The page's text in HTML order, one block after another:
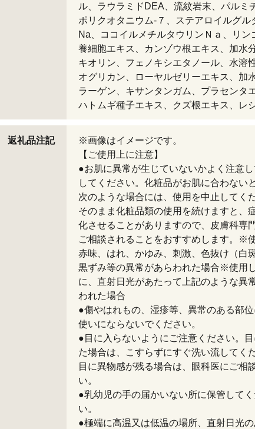
ル、ラウラミドDEA、流紋岩末、パルミ
ポリクオタニウム-７、ステアロイルグル
Na、ココイルメチルタウリンＮａ、リン
養細胞エキス、カンゾウ根エキス、加水
キオリン、フェノキシエタノール、水溶
オグリカン、ローヤルゼリーエキス、加
ラーゲン、キサンタンガム、プラセンタ
ハトムギ種子エキス、クズ根エキス、レ
返礼品注記
※画像はイメージです。
【ご使用上に注意】
●お肌に異常が生じていないかよく注意し
してください。化粧品がお肌に合わない
次のような場合には、使用を中止してく
そのまま化粧品類の使用を続けますと、
化させることがありますので、皮膚科専
ご相談されることをおすすめします。※使
赤味、はれ、かゆみ、刺激、色抜け（白
黒ずみ等の異常があらわれた場合※使用
に、直射日光があたって上記のような異
われた場合
●傷やはれもの、湿疹等、異常のある部
使いにならないでください。
●目に入らないようにご注意ください。目
た場合は、こすらずにすぐ洗い流してく
目に異物感が残る場合は、眼科医にご相
い。
●乳幼児の手の届かいない所に保管してく
い。
●極端に高温又は低温の場所、直射日光の